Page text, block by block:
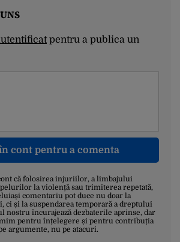
pentru a publica un
cont pentru a comenta
că folosirea injuriilor, a limbajului
la violență sau trimiterea repetată,
comentariu pot duce nu doar la
ci și la suspendarea temporară a dreptului
nostru încurajează dezbaterile aprinse, dar
pentru înțelegere și pentru contribuția
argumente, nu pe atacuri.